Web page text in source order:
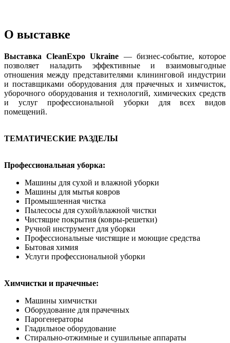
О выставке
Выставка CleanExpo Ukraine — бизнес-событие, которое
позволяет наладить эффективные и взаимовыгодные
отношения между представителями клининговой индустрии
и поставщиками оборудования для прачечных и химчисток,
уборочного оборудования и технологий, химических средств
и услуг профессиональной уборки для всех видов
помещений.
ТЕМАТИЧЕСКИЕ РАЗДЕЛЫ
Профессиональная уборка:
Машины для сухой и влажной уборки
Машины для мытья ковров
Промышленная чистка
Пылесосы для сухой/влажной чистки
Чистящие покрытия (ковры-решетки)
Ручной инструмент для уборки
Профессиональные чистящие и моющие средства
Бытовая химия
Услуги профессиональной уборки
Химчистки и прачечные:
Машины химчистки
Оборудование для прачечных
Парогенераторы
Гладильное оборудование
Стирально-отжимные и сушильные аппараты